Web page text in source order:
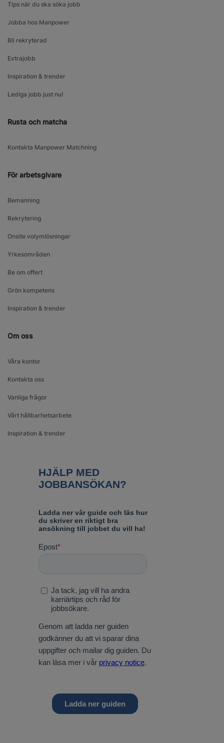
Tips när du ska söka jobb
Jobba hos Manpower
Bli rekryterad
Extrajobb
Inspiration & trender
Lediga jobb just nu!
Rusta och matcha
Kontakta Manpower Matchning
För arbetsgivare
Bemanning
Rekrytering
Onsite volymlösningar
Yrkesområden
Be om offert
Grön kompetens
Inspiration & trender
Om oss
Våra kontor
Kontakta oss
Vanliga frågor
Vårt hållbarhetsarbete
Inspiration & trender